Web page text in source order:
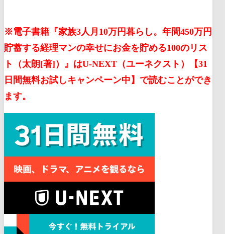
※電子書籍『家族3人月10万円暮らし。年間450万円
貯蓄する経理マンの幸せにお金を貯める100のリス
ト（太朗[著]）』はU-NEXT（ユーネクスト）【31
日間無料お試しキャンペーン中】で読むことができ
ます。